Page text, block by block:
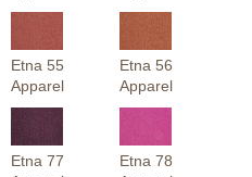
Etna 55
Apparel
Etna 56
Apparel
Etna 77
Etna 78